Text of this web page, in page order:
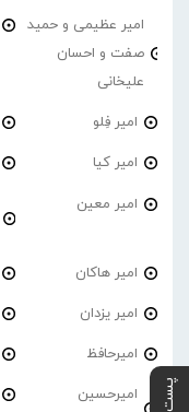
امیر عظیمی و حمید
صفت و احسان
علیخانی
امیر فِلو
امیر کیا
امیر معین
امیر هاکان
امیر یزدان
امیرحافظ
امیرحسین